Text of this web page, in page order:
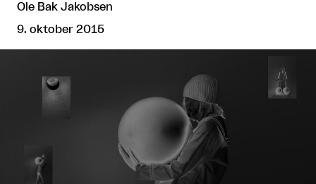
Ole Bak Jakobsen
9. oktober 2015